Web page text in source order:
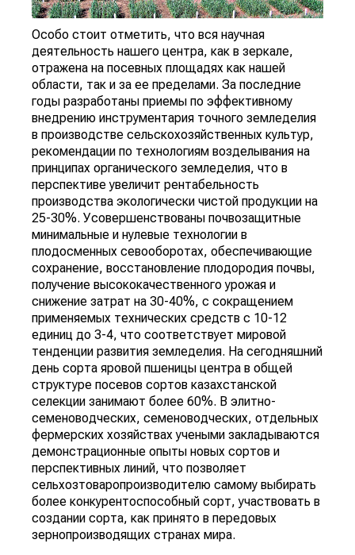
Особо стоит отметить, что вся научная
деятельность нашего центра, как в зеркале,
отражена на посевных площадях как нашей
области, так и за ее пределами. За последние
годы разработаны приемы по эффективному
внедрению инструментария точного земледелия
в производстве сельскохозяйственных культур,
рекомендации по технологиям возделывания на
принципах органического земледелия, что в
перспективе увеличит рентабельность
производства экологически чистой продукции на
25-30%. Усовершенствованы почвозащитные
минимальные и нулевые технологии в
плодосменных севооборотах, обеспечивающие
сохранение, восстановление плодородия почвы,
получение высококачественного урожая и
снижение затрат на 30-40%, с сокращением
применяемых технических средств с 10-12
единиц до 3-4, что соответствует мировой
тенденции развития земледелия. На сегодняшний
день сорта яровой пшеницы центра в общей
структуре посевов сортов казахстанской
селекции занимают более 60%. В элитно-
семеноводческих, семеноводческих, отдельных
фермерских хозяйствах учеными закладываются
демонстрационные опыты новых сортов и
перспективных линий, что позволяет
сельхозтоваропроизводителю самому выбирать
более конкурентоспособный сорт, участвовать в
создании сорта, как принято в передовых
зернопроизводящих странах мира.